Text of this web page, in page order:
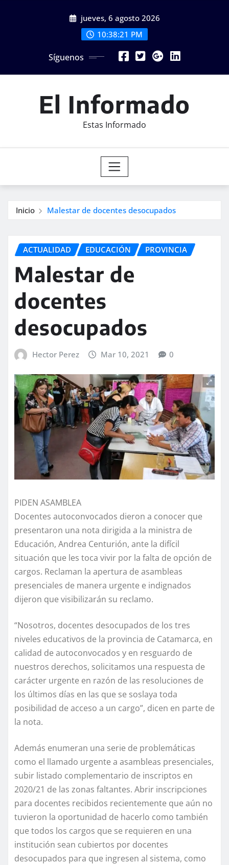
jueves, 6 agosto 2026
10:38:22 PM
Síguenos
El Informado
Estas Informado
Inicio Malestar de docentes desocupados
ACTUALIDAD EDUCACIÓN PROVINCIA
Malestar de
docentes
desocupados
Hector Perez Mar 10, 2021 0
PIDEN ASAMBLEA
Docentes autoconvocados dieron a conocer que
presentaron una nota dirigida a la ministra de
Educación, Andrea Centurión, ante la difícil
situación que les toca vivir por la falta de opción de
cargos. Reclaman la apertura de asambleas
presenciales de manera urgente e indignados
dijeron que visibilizarán su reclamo.
“Nosotros, docentes desocupados de los tres
niveles educativos de la provincia de Catamarca, en
calidad de autoconvocados y en resguardo de
nuestros derechos, solicitamos una respuesta de
carácter urgente en razón de las resoluciones de
los últimos días en las que se soslaya toda
posibilidad de acceso a un cargo”, dicen en parte de
la nota.
Además enumeran una serie de problemáticas
como el llamado urgente a asambleas presenciales,
subir listado complementario de inscriptos en
2020/21 de las zonas faltantes. Abrir inscripciones
para docentes recibidos recientemente que aún no
tuvieron la oportunidad de hacerlo como también
que todos los cargos que se requieren en una
institución sean cubiertos por docentes
desocupados para que ingresen al sistema, como